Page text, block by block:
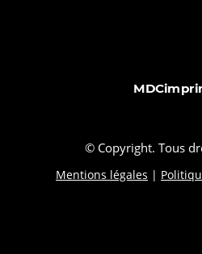
© Copyright. Tous
Mentions légales |